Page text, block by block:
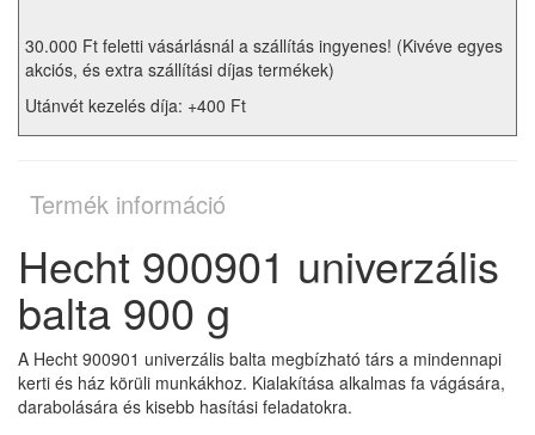
30.000 Ft feletti vásárlásnál a szállítás ingyenes! (Kivéve egyes
akciós, és extra szállítási díjas termékek)
Utánvét kezelés díja: +400 Ft
Termék információ
Hecht 900901 univerzális
balta 900 g
A Hecht 900901 univerzális balta megbízható társ a mindennapi
kerti és ház körüli munkákhoz. Kialakítása alkalmas fa vágására,
darabolására és kisebb hasítási feladatokra.